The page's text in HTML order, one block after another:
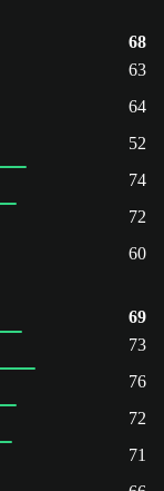
68
63
64
52
74
72
60
69
73
76
72
71